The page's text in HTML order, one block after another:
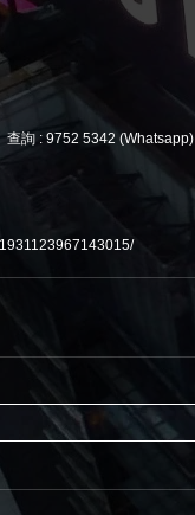
查詢 : 9752 5342 (Whatsapp)